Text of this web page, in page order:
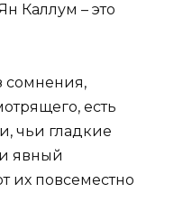
Каллум – это
сомнения,
есть
чьи гладкие
явный
их повсеместно